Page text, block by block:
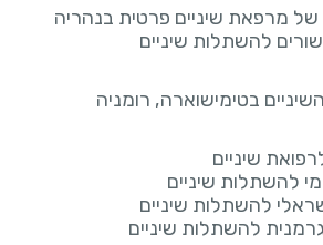
של מרפאת שיניים פרטית בנהריה
להשתלות שיניים
בטימישוארה, רומניה